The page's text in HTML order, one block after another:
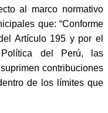
al marco normativo
que: “Conforme
Artículo 195 y por el
del Perú, las
contribuciones
de los límites que